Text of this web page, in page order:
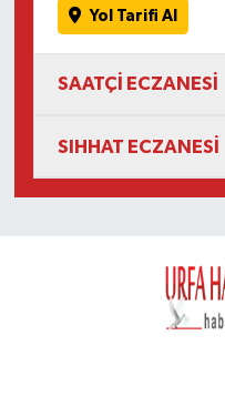
Yol Tarifi Al
SAATÇİ ECZANESİ
SIHHAT ECZANESİ